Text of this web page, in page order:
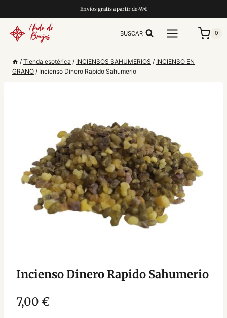
al
contenido
Envíos gratis a partir de 49€
BUSCAR 0
/ Tienda esotérica / INCIENSOS SAHUMERIOS / INCIENSO EN
GRANO / Incienso Dinero Rapido Sahumerio
Incienso Dinero Rapido Sahumerio
7,00 €